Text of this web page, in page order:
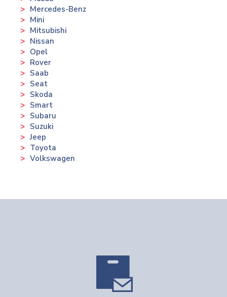
Mercedes-Benz
Mini
Mitsubishi
Nissan
Opel
Rover
Saab
Seat
Skoda
Smart
Subaru
Suzuki
Jeep
Toyota
Volkswagen